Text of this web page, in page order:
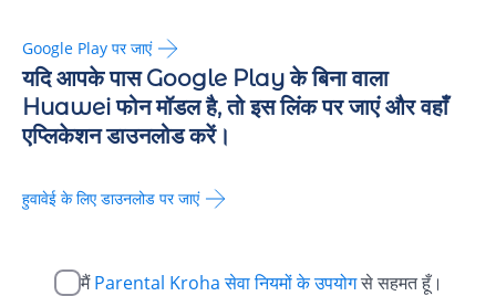
Google Play पर जाएं
यदि आपके पास Google Play के बिना वाला
Huawei फोन मॉडल है, तो इस लिंक पर जाएं और वहाँ
एप्लिकेशन डाउनलोड करें।
हुवावेई के लिए डाउनलोड पर जाएं
मैंParental Kroha सेवा नियमों के उपयोगसे सहमत हूँ।